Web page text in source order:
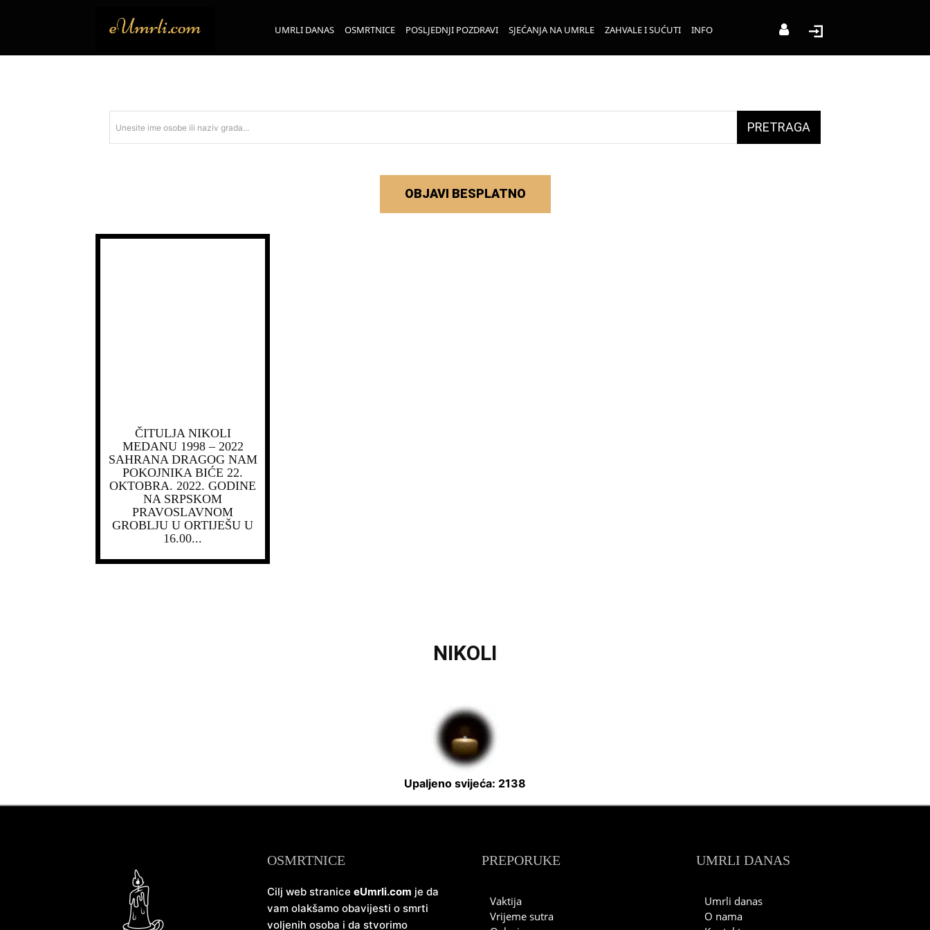
UMRLI DANAS OSMRTNICE POSLJEDNJI POZDRAVI SJEĆANJA NA UMRLE ZAHVALE I SUĆUTI INFO
Unesite ime osobe ili naziv grada... PRETRAGA
OBJAVI BESPLATNO
ČITULJA NIKOLI
MEDANU 1998 – 2022
SAHRANA DRAGOG NAM
POKOJNIKA BIĆE 22.
OKTOBRA. 2022. GODINE
NA SRPSKOM
PRAVOSLAVNOM
GROBLJU U ORTIJEŠU U
16.00...
NIKOLI
Upaljeno svijeća: 2138
OSMRTNICE
Cilj web stranice eUmrli.com je da
vam olakšamo obavijesti o smrti
voljenih osoba i da stvorimo
PREPORUKE
Vaktija
Vrijeme sutra
UMRLI DANAS
Umrli danas
O nama